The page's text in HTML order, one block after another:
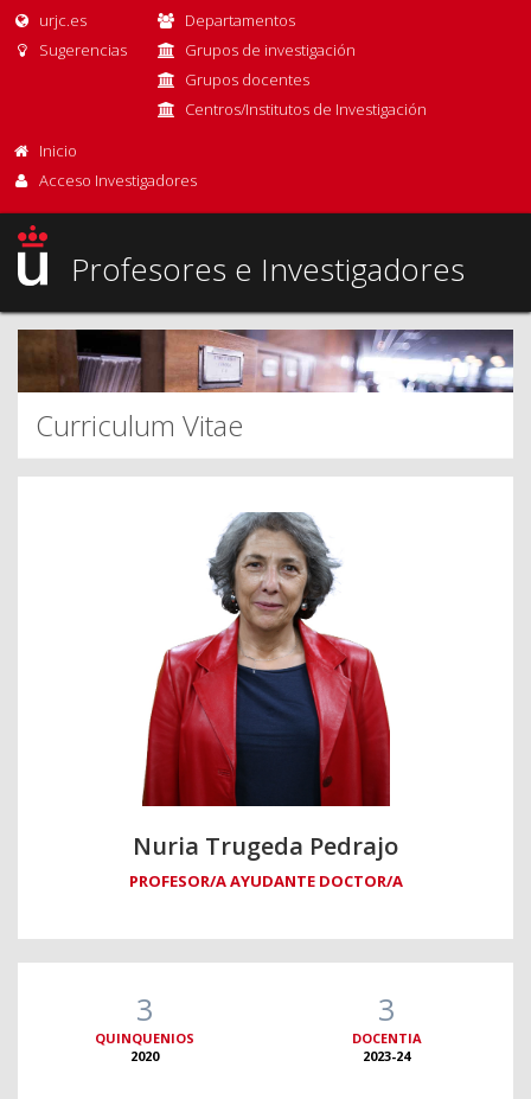
urjc.es
Sugerencias
Departamentos
Grupos de investigación
Grupos docentes
Centros/Institutos de Investigación
Inicio
Acceso Investigadores
Profesores e Investigadores
Curriculum Vitae
Nuria Trugeda Pedrajo
PROFESOR/A AYUDANTE DOCTOR/A
3
QUINQUENIOS
2020
3
DOCENTIA
2023-24